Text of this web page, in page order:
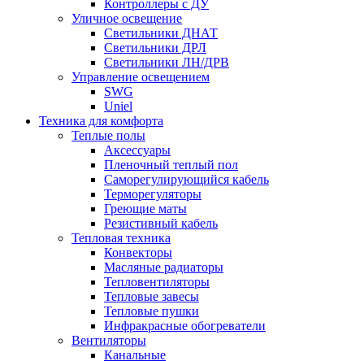
Контроллеры с ДУ
Уличное освещение
Светильники ДНАТ
Светильники ДРЛ
Светильники ЛН/ДРВ
Управление освещением
SWG
Uniel
Техника для комфорта
Теплые полы
Аксессуары
Пленочный теплый пол
Саморегулирующийся кабель
Терморегуляторы
Греющие маты
Резистивный кабель
Тепловая техника
Конвекторы
Масляные радиаторы
Тепловентиляторы
Тепловые завесы
Тепловые пушки
Инфракрасные обогреватели
Вентиляторы
Канальные